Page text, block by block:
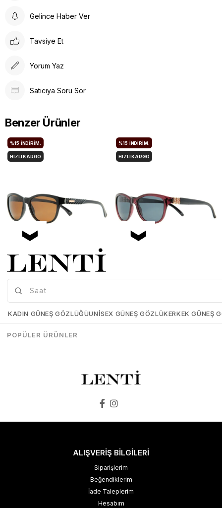
Gelince Haber Ver
Tavsiye Et
Yorum Yaz
Satıcıya Soru Sor
Benzer Ürünler
Mia-Maria-OF127-C2-56
%15 İNDIRIM.
HIZLI KARGO
Mia-Maria-OF126-C3-56
%15 İNDIRIM.
HIZLI KARGO
ALIŞVERİŞ BİLGİLERİ
Siparişlerim
Beğendiklerim
İade Taleplerim
Hesabım
KADIN GÜNEŞ GÖZLÜĞÜUNISEX GÜNEŞ GÖZLÜKERKEK GÜNEŞ
POPÜLER ÜRÜNLER